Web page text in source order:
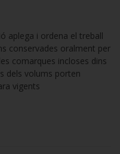
aplega i ordena el treball
conservades oralment per
comarques incloses dins
dels volums porten
vigents